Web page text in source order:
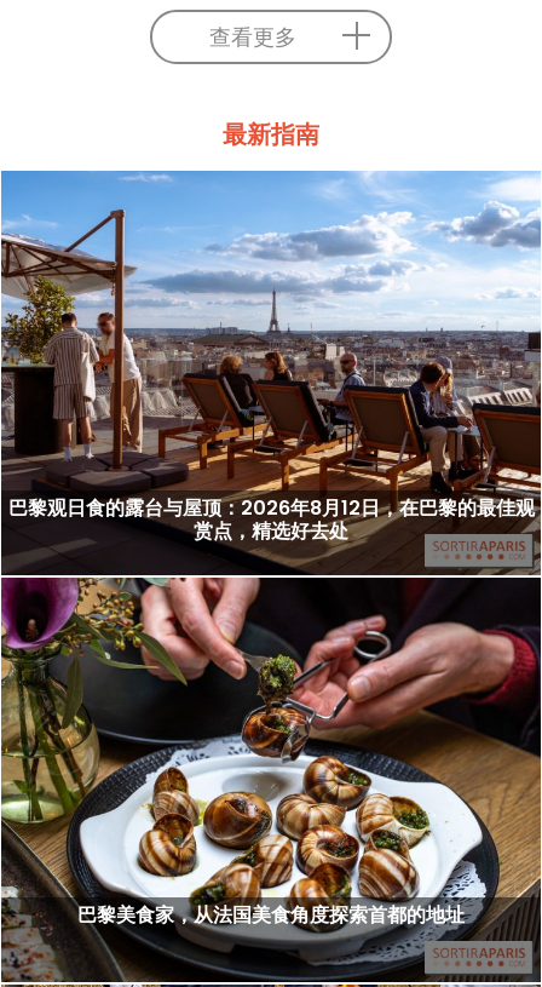
查看更多
最新指南
巴黎观日食的露台与屋顶：2026年8月12日，在巴黎的最佳观
赏点，精选好去处
巴黎美食家，从法国美食角度探索首都的地址